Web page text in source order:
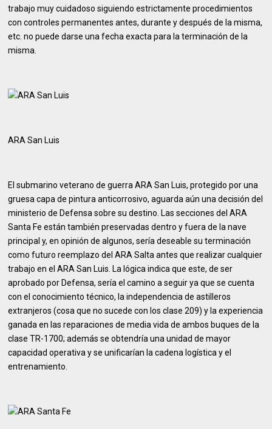
trabajo muy cuidadoso siguiendo estrictamente procedimientos
con controles permanentes antes, durante y después de la misma,
etc. no puede darse una fecha exacta para la terminación de la
misma.
ARA San Luis
El submarino veterano de guerra ARA San Luis, protegido por una
gruesa capa de pintura anticorrosivo, aguarda aún una decisión del
ministerio de Defensa sobre su destino. Las secciones del ARA
Santa Fe están también preservadas dentro y fuera de la nave
principal y, en opinión de algunos, sería deseable su terminación
como futuro reemplazo del ARA Salta antes que realizar cualquier
trabajo en el ARA San Luis. La lógica indica que este, de ser
aprobado por Defensa, sería el camino a seguir ya que se cuenta
con el conocimiento técnico, la independencia de astilleros
extranjeros (cosa que no sucede con los clase 209) y la experiencia
ganada en las reparaciones de media vida de ambos buques de la
clase TR-1700; además se obtendría una unidad de mayor
capacidad operativa y se unificarían la cadena logística y el
entrenamiento.